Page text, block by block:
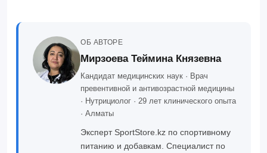
ОБ АВТОРЕ
Мирзоева Теймина Князевна
Кандидат медицинских наук · Врач
превентивной и антивозрастной медицины
· Нутрициолог · 29 лет клинического опыта
· Алматы
Эксперт SportStore.kz по спортивному
питанию и добавкам. Специалист по